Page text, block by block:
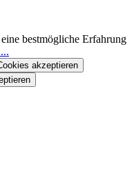
bestmögliche Erfahrung
akzeptieren